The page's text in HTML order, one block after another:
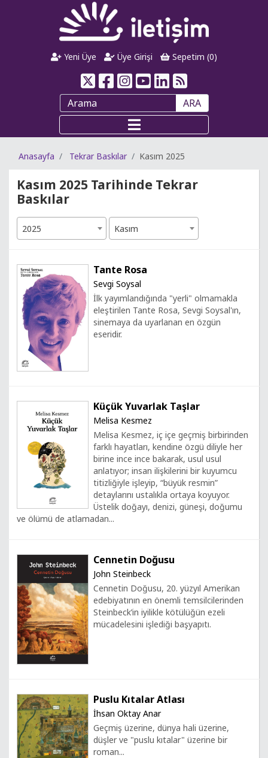
Yeni Üye Üye Girişi Sepetim (0)
ARA
Anasayfa Tekrar Baskılar Kasım 2025
Kasım 2025 Tarihinde Tekrar
Baskılar
2025 Kasım
Tante Rosa
Sevgi Soysal
İlk yayımlandığında "yerli" olmamakla
eleştirilen Tante Rosa, Sevgi Soysal'ın,
sinemaya da uyarlanan en özgün
eseridir.
Küçük Yuvarlak Taşlar
Melisa Kesmez
Melisa Kesmez, iç içe geçmiş birbirinden
farklı hayatları, kendine özgü diliyle her
birine ince ince bakarak, usul usul
anlatıyor; insan ilişkilerini bir kuyumcu
titizliğiyle işleyip, “büyük resmin”
detaylarını ustalıkla ortaya koyuyor.
Üstelik doğayı, denizi, güneşi, doğumu
ve ölümü de atlamadan...
Cennetin Doğusu
John Steinbeck
Cennetin Doğusu, 20. yüzyıl Amerikan
edebiyatının en önemli temsilcilerinden
Steinbeck’in iyilikle kötülüğün ezeli
mücadelesini işlediği başyapıtı.
Puslu Kıtalar Atlası
İhsan Oktay Anar
Geçmiş üzerine, dünya hali üzerine,
düşler ve "puslu kıtalar" üzerine bir
roman...